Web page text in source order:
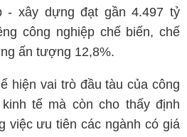
- xây dựng đạt gần 4.497 tỷ
công nghiệp chế biến, chế
ấn tượng 12,8%.
hiện vai trò đầu tàu của công
tế mà còn cho thấy định
việc ưu tiên các ngành có giá